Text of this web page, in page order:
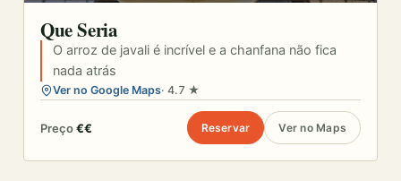
Que Seria
O arroz de javali é incrível e a chanfana não fica
nada atrás
Ver no Google Maps· 4.7 ★
Preço€€ Reservar Ver no Maps